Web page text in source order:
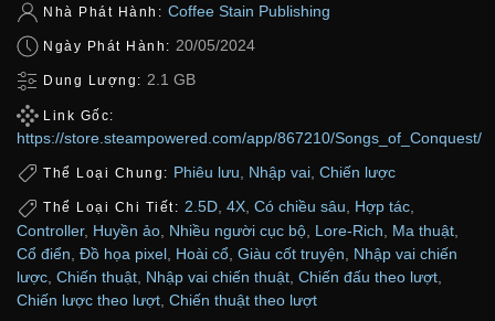
Nhà Phát Hành: Coffee Stain Publishing
Ngày Phát Hành: 20/05/2024
Dung Lượng: 2.1 GB
Link Gốc:
https://store.steampowered.com/app/867210/Songs_of_Conquest/
Thể Loại Chung: Phiêu lưu Nhập vai Chiến lược
Thể Loại Chi Tiết: 2.5D, 4X, Có chiều sâu, Hợp tác,
Controller, Huyền ảo Nhiều người cục bộ Lore-Rich Ma thuật
Cổ điển Đồ họa pixel Hoài cổ Giàu cốt truyện
Nhập vai chiến
lược Chiến thuật Nhập vai chiến thuật Chiến đấu theo lượt
Chiến lược theo lượt Chiến thuật theo lượt